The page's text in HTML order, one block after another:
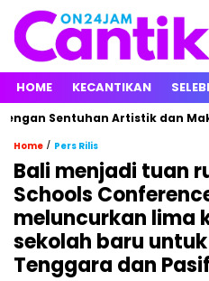
HOME KECANTIKAN
Sentuhan Artistik dan Makna
Home / Pers Rilis
Bali menjadi tuan
Schools
meluncurkan lima
sekolah baru
Tenggara dan